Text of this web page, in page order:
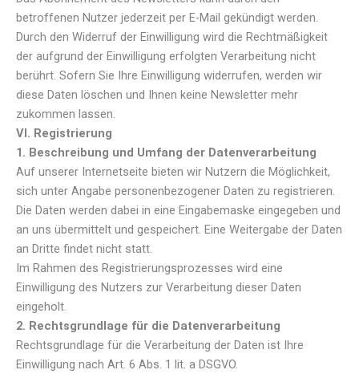
betroffenen Nutzer jederzeit per E-Mail gekündigt werden.
Durch den Widerruf der Einwilligung wird die Rechtmäßigkeit
der aufgrund der Einwilligung erfolgten Verarbeitung nicht
berührt. Sofern Sie Ihre Einwilligung widerrufen, werden wir
diese Daten löschen und Ihnen keine Newsletter mehr
zukommen lassen.
VI. Registrierung
1. Beschreibung und Umfang der Datenverarbeitung
Auf unserer Internetseite bieten wir Nutzern die Möglichkeit,
sich unter Angabe personenbezogener Daten zu registrieren.
Die Daten werden dabei in eine Eingabemaske eingegeben und
an uns übermittelt und gespeichert. Eine Weitergabe der Daten
an Dritte findet nicht statt.
Im Rahmen des Registrierungsprozesses wird eine
Einwilligung des Nutzers zur Verarbeitung dieser Daten
eingeholt.
2. Rechtsgrundlage für die Datenverarbeitung
Rechtsgrundlage für die Verarbeitung der Daten ist Ihre
Einwilligung nach Art. 6 Abs. 1 lit. a DSGVO.